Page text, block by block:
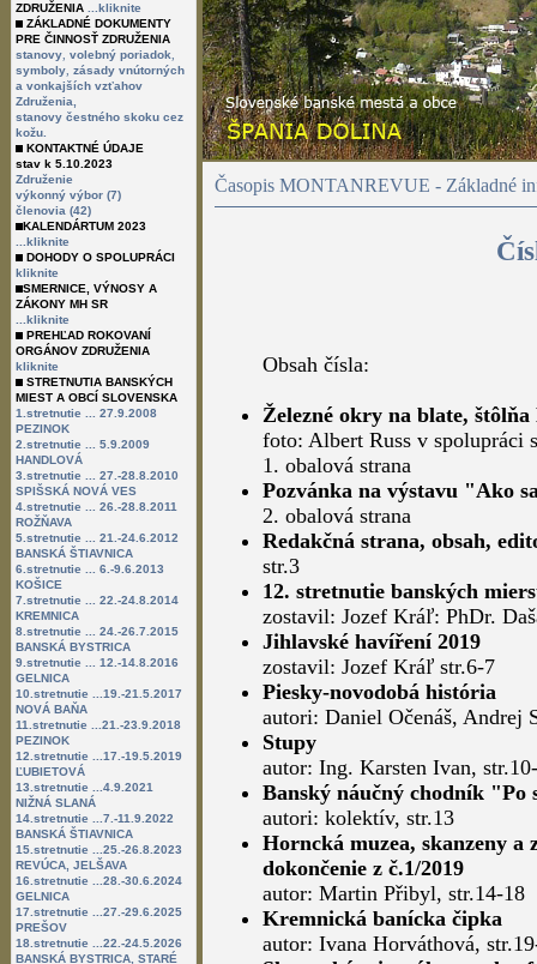
ZDRUŽENIA
...kliknite
ZÁKLADNÉ DOKUMENTY
PRE ČINNOSŤ ZDRUŽENIA
stanovy volebný poriadok
symboly zásady vnútorných
a vonkajších vzťahov
Združenia,
stanovy čestného skoku cez
kožu.
KONTAKTNÉ ÚDAJE
stav k 5.10.2023
Združenie
výkonný výbor (7)
členovia (42)
KALENDÁRTUM 2023
...kliknite
DOHODY O SPOLUPRÁCI
kliknite
SMERNICE, VÝNOSY A
ZÁKONY MH SR
...kliknite
PREHĽAD ROKOVANÍ
ORGÁNOV ZDRUŽENIA
kliknite
STRETNUTIA BANSKÝCH
MIEST A OBCÍ SLOVENSKA
1.stretnutie ... 27.9.2008
PEZINOK
2.stretnutie ... 5.9.2009
HANDLOVÁ
3.stretnutie ... 27.-28.8.2010
SPIŠSKÁ NOVÁ VES
4.stretnutie ... 26.-28.8.2011
ROŽŇAVA
5.stretnutie ... 21.-24.6.2012
BANSKÁ ŠTIAVNICA
6.stretnutie ... 6.-9.6.2013
KOŠICE
7.stretnutie ... 22.-24.8.2014
KREMNICA
8.stretnutie ... 24.-26.7.2015
BANSKÁ BYSTRICA
9.stretnutie ... 12.-14.8.2016
GELNICA
10.stretnutie ...19.-21.5.2017
NOVÁ BAŇA
11.stretnutie ...21.-23.9.2018
PEZINOK
12.stretnutie ...17.-19.5.2019
ĽUBIETOVÁ
13.stretnutie ...4.9.2021
NIŽNÁ SLANÁ
14.stretnutie ...7.-11.9.2022
BANSKÁ ŠTIAVNICA
15.stretnutie ...25.-26.8.2023
REVÚCA, JELŠAVA
16.stretnutie ...28.-30.6.2024
GELNICA
17.stretnutie ...27.-29.6.2025
PREŠOV
18.stretnutie ...22.-24.5.2026
BANSKÁ BYSTRICA, STARÉ
Časopis MONTANREVUE - Základné
Obsah čísla:
Železné okry na blate,
foto: Albert Russ v spolupráci
1. obalová strana
Pozvánka na výstavu "Ako
2. obalová strana
Redakčná strana, obsah,
str.3
12. stretnutie banských
zostavil: Jozef Kráľ: PhDr.
Jihlavské havíření 2019
zostavil: Jozef Kráľ str.6-7
Piesky-novodobá história
autori: Daniel Očenáš, Andrej
Stupy
autor: Ing. Karsten Ivan,
Banský náučný chodník "Po
autori: kolektív, str.13
Horncká muzea, skanzeny
dokončenie z č.1/2019
autor: Martin Přibyl, str.14-18
Kremnická banícka čipka
autor: Ivana Horváthová,